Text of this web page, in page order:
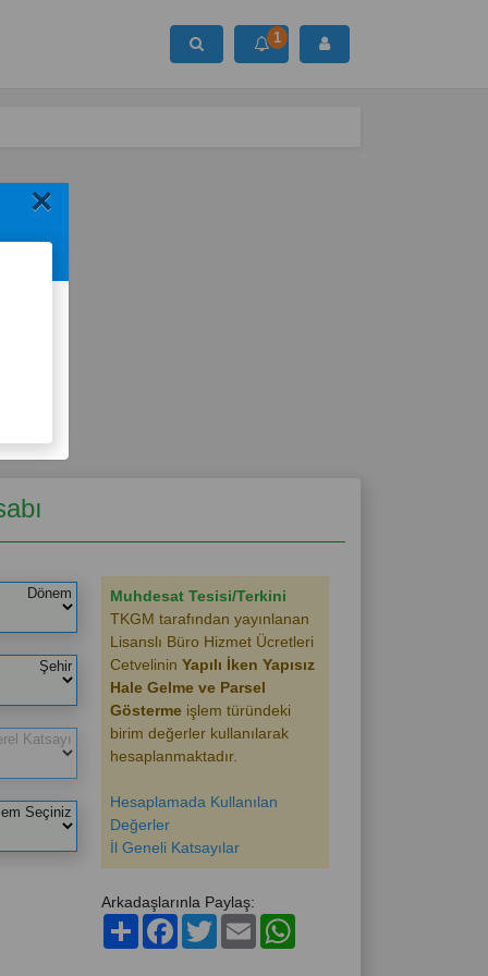
Ara 1
Dönem
Şehir
Katsayı
Seçiniz
Muhdesat Tesisi/Terkini
TKGM tarafından yayınlanan
Lisanslı Büro Hizmet Ücretleri
CetvelininYapılı İken Yapısız
Hale Gelme ve Parsel
Gösterme işlem türündeki
birim değerler kullanılarak
hesaplanmaktadır.
Hesaplamada Kullanılan
Değerler
İl Geneli Katsayılar
Arkadaşlarınla Paylaş:
PaylaşFacebook
TwitterEmail
×